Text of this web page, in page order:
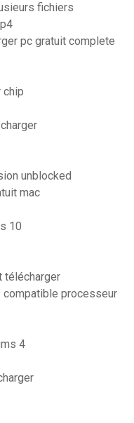
fichiers
pc gratuit complete
chip
unblocked
mac
10
télécharger
compatible processeur
4